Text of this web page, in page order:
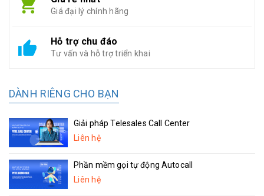
Giá đại lý chính hãng
Hỗ trợ chu đáo
Tư vấn và hỗ trợ triển khai
DÀNH RIÊNG CHO BẠN
Giải pháp Telesales Call Center
Liên hệ
Phần mềm gọi tự động Autocall
Liên hệ